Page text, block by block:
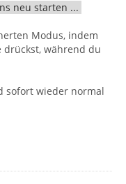
neu starten ...
Modus, indem
während du
sofort wieder normal